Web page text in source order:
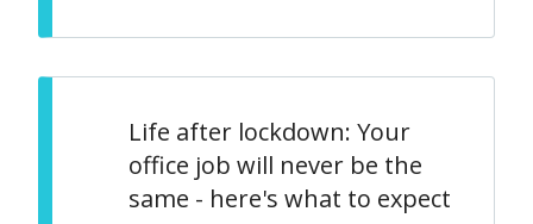
Life after lockdown: Your
office job will never be the
same - here's what to expect